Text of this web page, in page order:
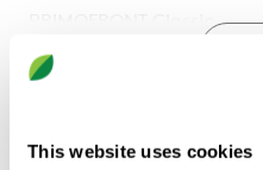
This website uses cookies
PRIMOFRONT Classic
Sorties de gaines visibles
CALCULER EN